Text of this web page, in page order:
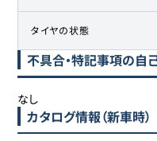
タイヤの状態
不具合・特記事項の自
なし
カタログ情報（新車時）